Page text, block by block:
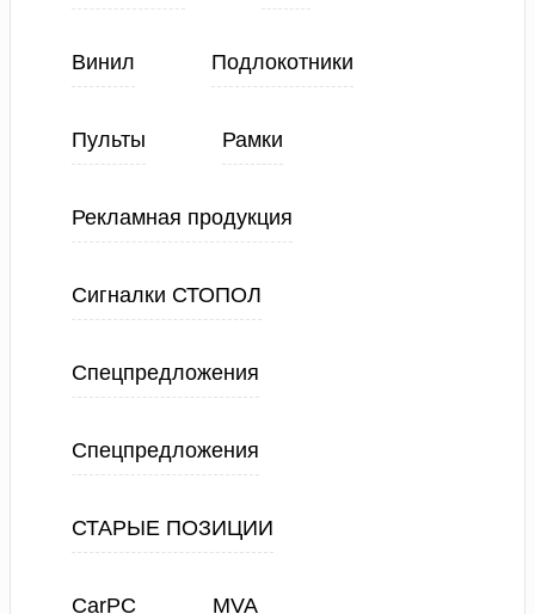
Винил Подлокотники
Пульты Рамки
Рекламная продукция
Сигналки СТОПОЛ
Спецпредложения
Спецпредложения
СТАРЫЕ ПОЗИЦИИ
CarPC MVA